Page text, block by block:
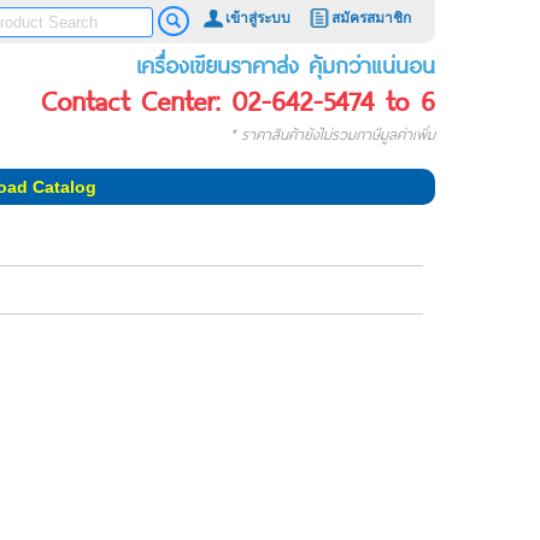
เข้าสู่ระบบ สมัครสมาชิก
เครื่องเขียนราคาส่ง คุ้มกว่าแน่นอน
Contact Center: 02-642-5474 to 6
* ราคาสินค้ายังไม่รวมภาษีมูลค่าเพิ่ม
Catalog